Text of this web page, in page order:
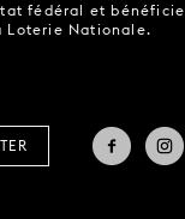
fédéral et bénéficie
Loterie Nationale.